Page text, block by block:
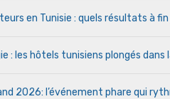
en Tunisie : quels résultats à
: les hôtels tunisiens plongés
2026: l’événement phare qui